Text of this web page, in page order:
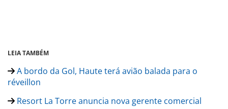
LEIA TAMBÉM
A bordo da Gol, Haute terá avião balada para o
réveillon
Resort La Torre anuncia nova gerente comercial